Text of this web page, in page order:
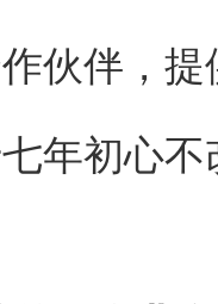
伙伴，
年初心